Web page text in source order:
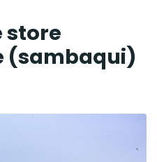
store
(sambaqui)